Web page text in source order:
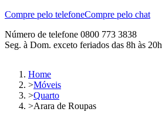
Compre pelo telefoneCompre pelo chat
Número de telefone 0800 773 3838
Seg. à Dom. exceto feriados das 8h às 20h
Home
>Móveis
>Quarto
>Arara de Roupas